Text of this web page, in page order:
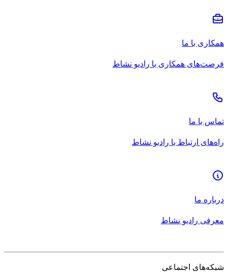
همکاری با ما
فرصت‌های همکاری با رادیو نشاط
تماس با ما
راه‌های ارتباط با رادیو نشاط
درباره ما
معرفی رادیو نشاط
شبکه‌های اجتماعی